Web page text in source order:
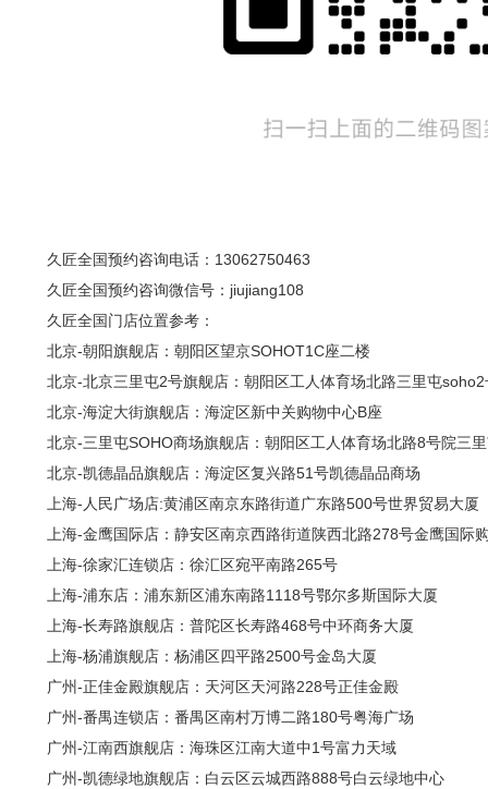
久匠全国预约咨询电话：13062750463
久匠全国预约咨询微信号：jiujiang108
久匠全国门店位置参考：
北京-朝阳旗舰店：朝阳区望京SOHOT1C座二楼
北京-北京三里屯2号旗舰店：朝阳区工人体育场北路三里屯soho2
北京-海淀大街旗舰店：海淀区新中关购物中心B座
北京-三里屯SOHO商场旗舰店：朝阳区工人体育场北路8号院三里
北京-凯德晶品旗舰店：海淀区复兴路51号凯德晶品商场
上海-人民广场店:黄浦区南京东路街道广东路500号世界贸易大厦
上海-金鹰国际店：静安区南京西路街道陕西北路278号金鹰国际
上海-徐家汇连锁店：徐汇区宛平南路265号
上海-浦东店：浦东新区浦东南路1118号鄂尔多斯国际大厦
上海-长寿路旗舰店：普陀区长寿路468号中环商务大厦
上海-杨浦旗舰店：杨浦区四平路2500号金岛大厦
广州-正佳金殿旗舰店：天河区天河路228号正佳金殿
广州-番禺连锁店：番禺区南村万博二路180号粤海广场
广州-江南西旗舰店：海珠区江南大道中1号富力天域
广州-凯德绿地旗舰店：白云区云城西路888号白云绿地中心